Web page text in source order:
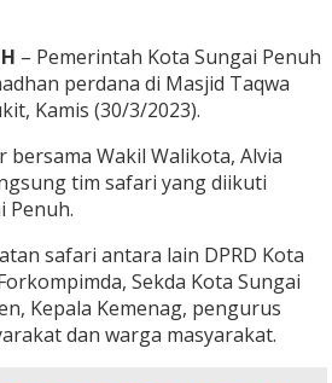
– Pemerintah Kota Sungai Penuh
perdana di Masjid Taqwa
Kamis (30/3/2023).
bersama Wakil Walikota, Alvia
tim safari yang diikuti
Penuh.
safari antara lain DPRD Kota
Sekda Kota Sungai
Kepala Kemenag, pengurus
dan warga masyarakat.